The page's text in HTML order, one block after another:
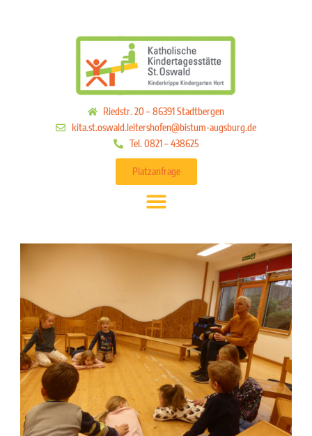
Riedstr. 20 – 86391 Stadtbergen
kita.st.oswald.leitershofen@bistum-augsburg.de
Tel. 0821 – 438625
Platzanfrage